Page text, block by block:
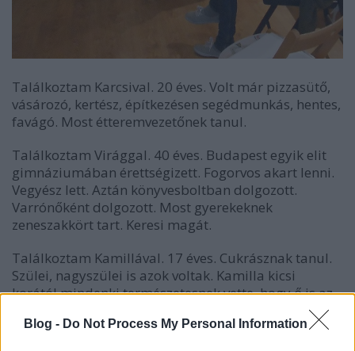
Blog - Do Not Process My Personal Information
Találkoztam Karcsival. 20 éves. Volt már pizzasütő,
vásározó, kertész, építkezésen segédmunkás, hentes,
favágó. Most étteremvezetőnek tanul.
Találkoztam Virággal. 40 éves. Budapest egyik elit
gimnáziumában érettségizett. Fogorvos akart lenni.
Vegyész lett. Aztán könyvesboltban dolgozott.
Varrónőként dolgozott. Most gyerekeknek
zeneszakkört tart. Keresi magát.
Találkoztam Kamillával. 17 éves. Cukrásznak tanul.
Szülei, nagyszülei is azok voltak. Kamilla kicsi
korától mindenki természetesnek vette, hogy ő is az
lesz. Allergiás a tojásra és a dióra. Fél. Nem tudja, mi
lesz vele.